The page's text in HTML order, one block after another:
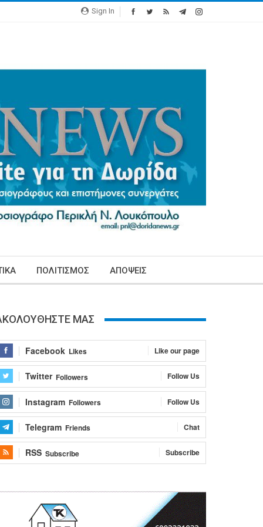
Sign In
ΠΟΛΙΤΙΣΜΟΣ ΑΠΟΨΕΙΣ
ΜΑΣ
Facebook Likes Like our page
Twitter Followers Follow Us
Instagram Followers Follow Us
Telegram Friends Chat
RSS Subscribe Subscribe